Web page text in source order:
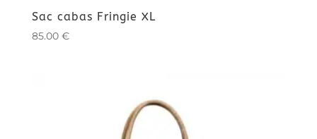
Sac cabas Fringie XL
85.00 €